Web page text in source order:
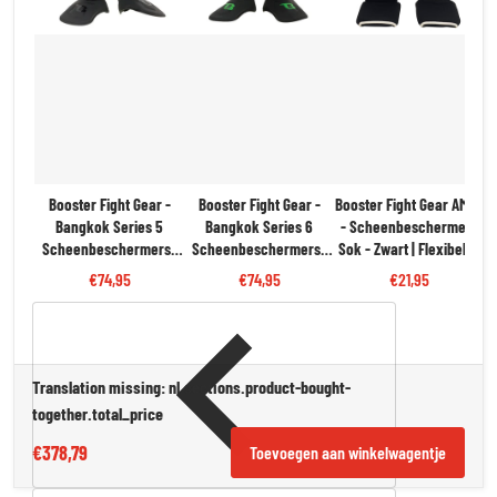
Booster Fight Gear -
Bangkok Series 5
Scheenbeschermers |
Zwart
€74,95
Booster Fight Gear -
Bangkok Series 6
Scheenbeschermers |
Zwart/Groen
€74,95
Booster Fight Gear AMSG
- Scheenbeschermers
Sok - Zwart | Flexibel &
Beschermend
€21,95
Translation missing: nl.sections.product-bought-
together.total_price
€378,79 Toevoegen aan winkelwagentje